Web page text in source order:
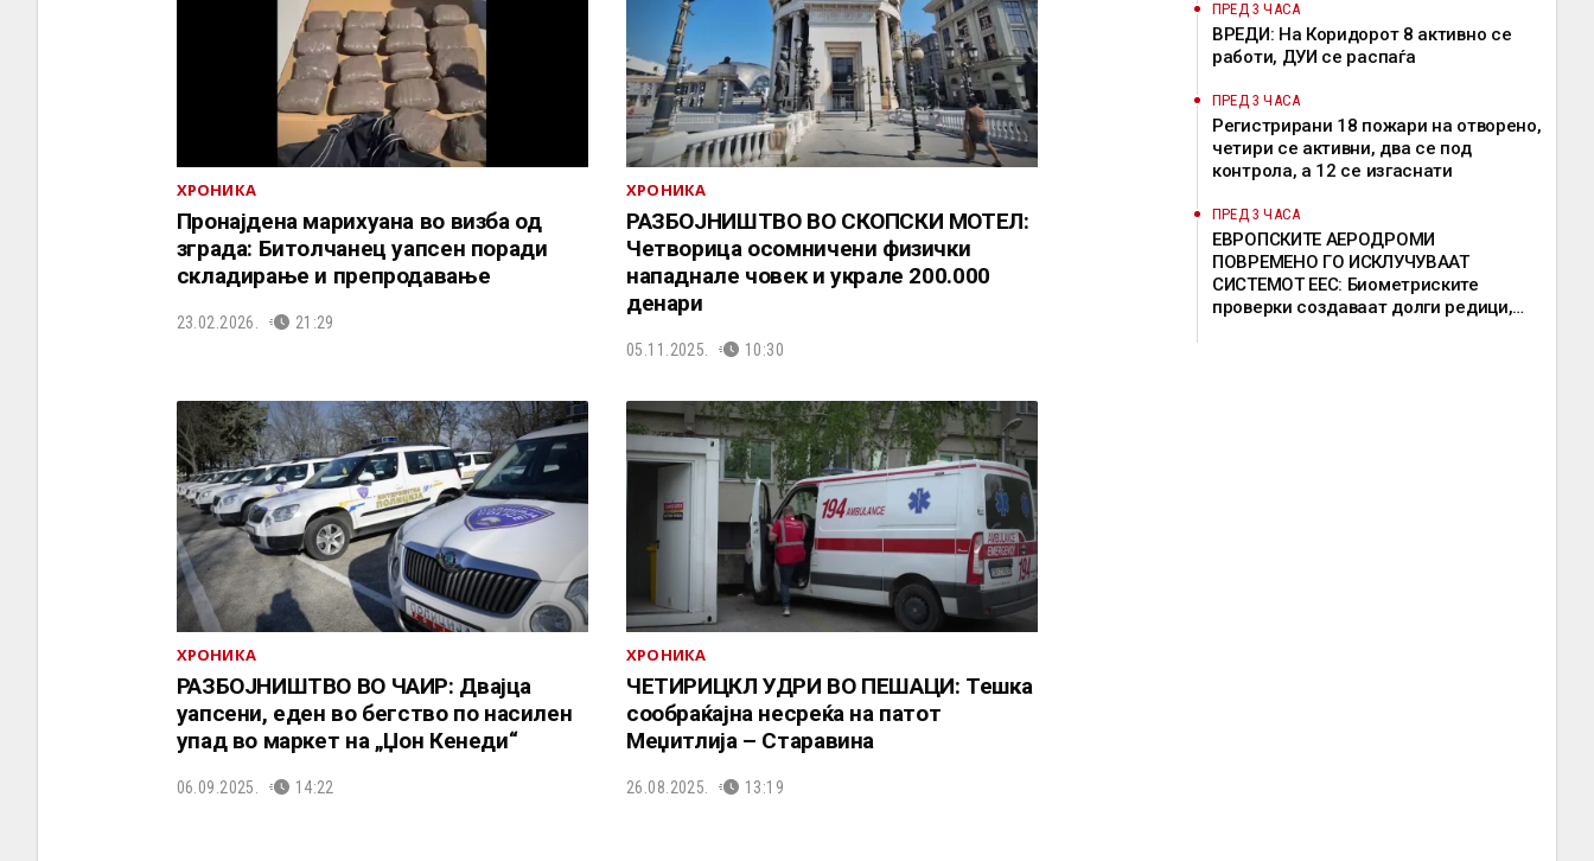
ХРОНИКА
Пронајдена марихуана во визба од
зграда: Битолчанец уапсен поради
складирање и препродавање
23.02.2026. 21:29
ХРОНИКА
РАЗБОЈНИШТВО ВО СКОПСКИ МОТЕЛ:
Четворица осомничени физички
нападнале човек и украле 200.000
денари
05.11.2025. 10:30
ХРОНИКА
РАЗБОЈНИШТВО ВО ЧАИР: Двајца
уапсени, еден во бегство по насилен
упад во маркет на „Џон Кенеди“
06.09.2025. 14:22
ХРОНИКА
ЧЕТИРИЦКЛ УДРИ ВО ПЕШАЦИ: Тешка
сообраќајна несреќа на патот
Меџитлија – Старавина
26.08.2025. 13:19
ПРЕД 3 ЧАСА
ВРЕДИ: На Коридорот 8 активно се
работи, ДУИ се распаѓа
ПРЕД 3 ЧАСА
Регистрирани 18 пожари на отворено,
четири се активни, два се под
контрола, а 12 се изгаснати
ПРЕД 3 ЧАСА
ЕВРОПСКИТЕ АЕРОДРОМИ
ПОВРЕМЕНО ГО ИСКЛУЧУВААТ
СИСТЕМОТ ЕЕС: Биометриските
проверки создаваат долги редици,